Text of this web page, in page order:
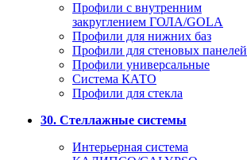
Профили с внутренним
закруглением ГОЛА/GOLA
Профили для нижних баз
Профили для стеновых панелей
Профили универсальные
Система КАТО
Профили для стекла
30. Стеллажные системы
Интерьерная система